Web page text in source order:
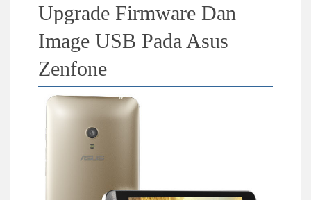
Upgrade Firmware Dan
Image USB Pada Asus
Zenfone